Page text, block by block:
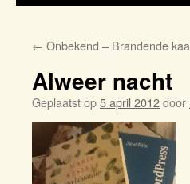
← Onbekend – Brandende
Alweer nacht
Geplaatst op5 april 2012door